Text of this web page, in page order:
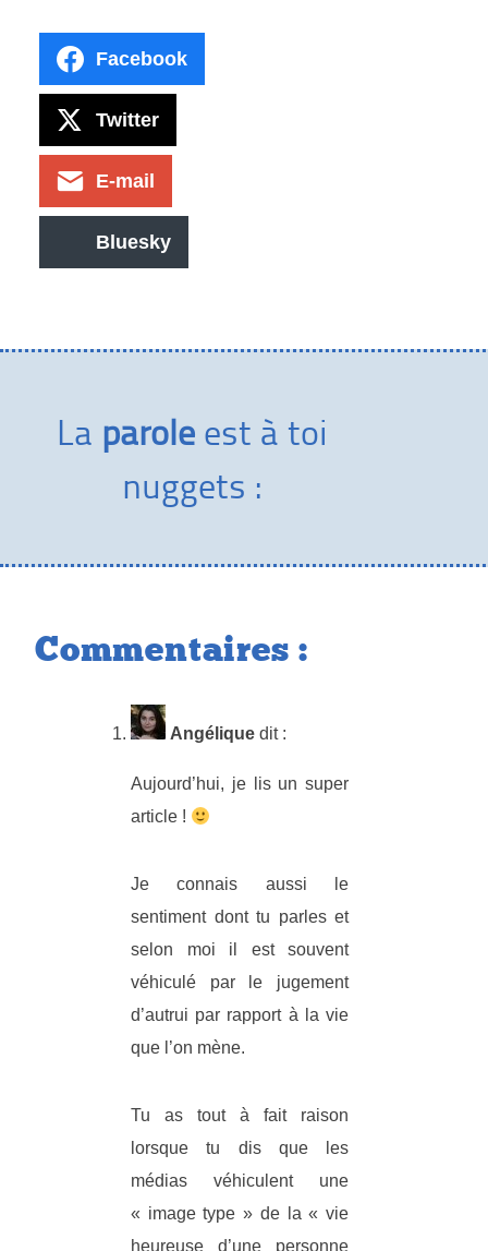
Facebook
Twitter
E-mail
Bluesky
La paroleest à toi
nuggets :
Commentaires :
Angélique dit :
Aujourd’hui, je lis un super
article !
Je connais aussi le
sentiment dont tu parles et
selon moi il est souvent
véhiculé par le jugement
d’autrui par rapport à la vie
que l’on mène.
Tu as tout à fait raison
lorsque tu dis que les
médias véhiculent une
« image type » de la « vie
heureuse d’une personne